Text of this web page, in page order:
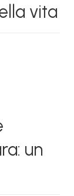
vita
un